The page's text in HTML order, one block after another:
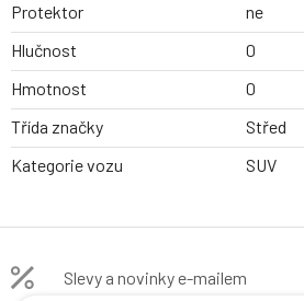
Protektor
ne
Hlučnost
0
Hmotnost
0
Třída značky
Střed
Kategorie vozu
SUV
Slevy a novinky e-mailem